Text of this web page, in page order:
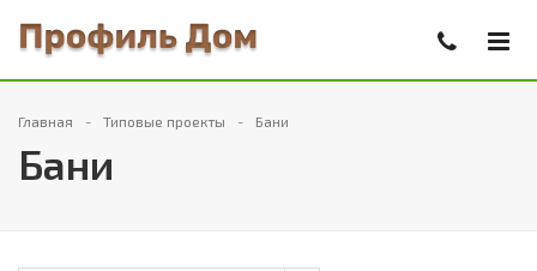
Главная Типовые проекты Бани
Бани